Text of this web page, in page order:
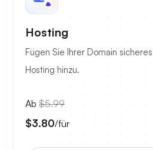
Hosting
Fügen Sie Ihrer Domain
Hosting hinzu.
Ab $5.99
$3.80/für